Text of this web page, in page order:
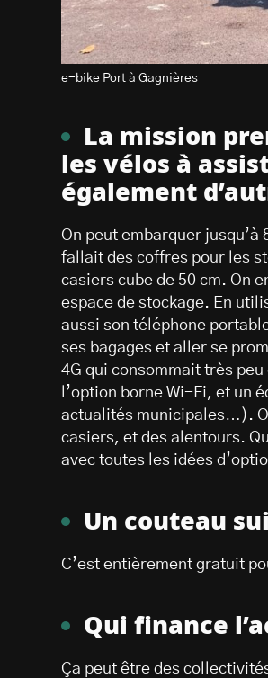
e-bike Port à Gagnières
La mission
les vélos à
également
On peut embarquer jusqu’à
fallait des coffres pour les
casiers cube de 50 cm. On
espace de stockage. En
aussi son téléphone
ses bagages et aller se
4G qui consommait très
l’option borne Wi-Fi, et un
actualités municipales…).
casiers, et des alentours.
avec toutes les idées
Un couteau
C’est entièrement gratuit
Qui finance
Ça peut être des